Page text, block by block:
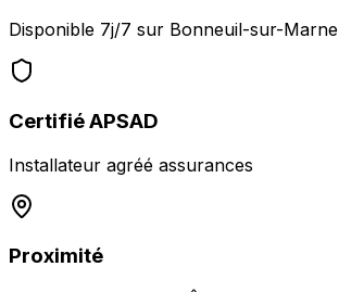
Disponible 7j/7 sur Bonneuil-sur-Marne
Certifié APSAD
Installateur agréé assurances
Proximité